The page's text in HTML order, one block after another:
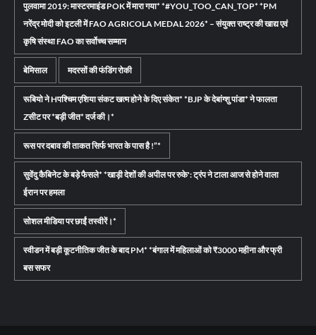
पुलवामा 2019: मास्टरमाइंड POK में मारा गया* *#YOU_TOO_CAN_TOP* *PM
नरेंद्र मोदी को इटली में FAO AGRICOLA MEDAL 2026* – संयुक्त राष्ट्र की खाद्य एवं
कृषि संस्था FAO का सर्वोच्च सम्मान
बेमिसाल मदरसों की फंडिंग रोकी
रूबियो ने Hपश्चिम एशिया संकट खत्म होने के दिए संकेत* *BJP के देबांग्शु पांडा* ने फालता
Zसीट पर *बड़ी जीत* दर्ज की।*
रूस पर दबाव की ताकत सिर्फ भारत के पास है !”*
सुवेंदु कैबिनेट के बड़े फैसले* *खाड़ी देशों की अपील पर रुके': ट्रंप ने टाला आज से होने वाला
ईरान पर हमला
सोशल मीडिया पर छाईं तस्वीरें।*
स्वीडन में बड़ी कूटनीतिक जीत के बाद PM* *बंगाल में महिलाओं को ₹3000 महीना और फ्री
बस सफर